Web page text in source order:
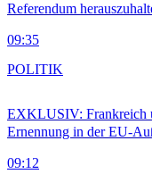
Referendum
09:35
EXKLUSIV: Frankreich
Ernennung in der EU-
09:12
POLITIK